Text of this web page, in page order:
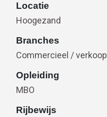
Locatie
Hoogezand
Branches
Commercieel / verkoop
Opleiding
MBO
Rijbewijs